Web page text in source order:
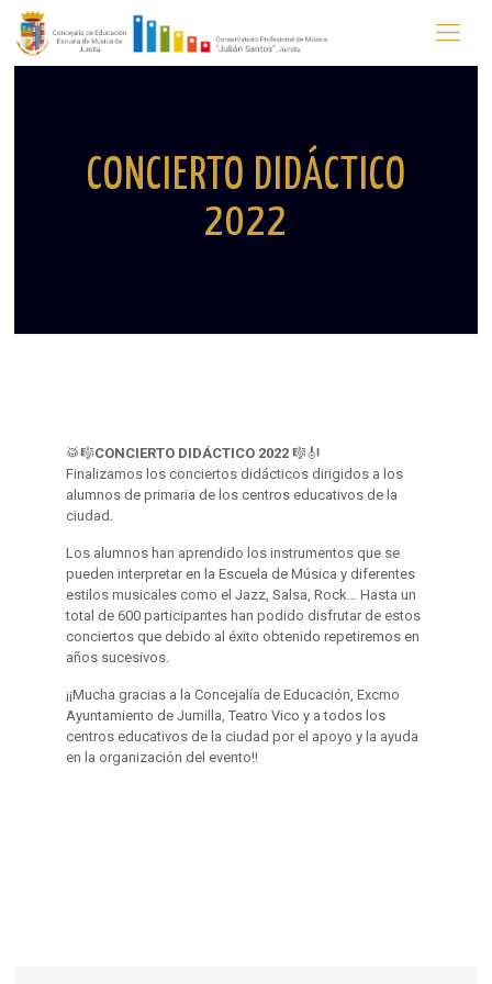
CONCIERTO DIDÁCTICO
2022
🥁🎼CONCIERTO DIDÁCTICO 2022🎼🎻
Finalizamos los conciertos didácticos dirigidos a los
alumnos de primaria de los centros educativos de la
ciudad.
Los alumnos han aprendido los instrumentos que se
pueden interpretar en la Escuela de Música y diferentes
estilos musicales como el Jazz, Salsa, Rock… Hasta un
total de 600 participantes han podido disfrutar de estos
conciertos que debido al éxito obtenido repetiremos en
años sucesivos.
¡¡Mucha gracias a la Concejalía de Educación, Excmo
Ayuntamiento de Jumilla, Teatro Vico y a todos los
centros educativos de la ciudad por el apoyo y la ayuda
en la organización del evento!!